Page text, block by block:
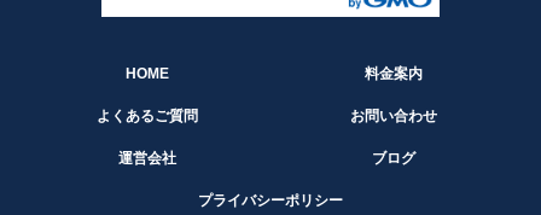
HOME 料金案内
よくあるご質問 お問い合わせ
運営会社 ブログ
プライバシーポリシー